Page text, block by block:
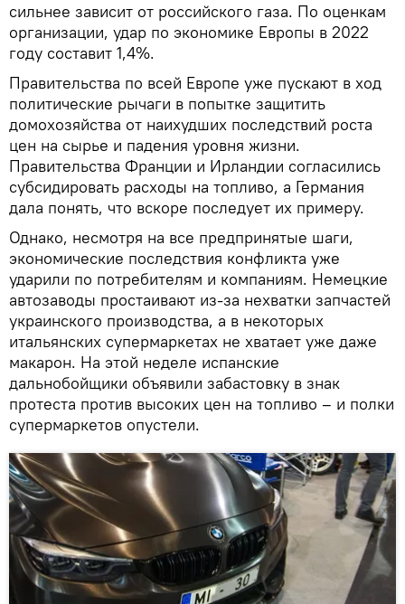
сильнее зависит от российского газа. По оценкам
организации, удар по экономике Европы в 2022
году составит 1,4%.
Правительства по всей Европе уже пускают в ход
политические рычаги в попытке защитить
домохозяйства от наихудших последствий роста
цен на сырье и падения уровня жизни.
Правительства Франции и Ирландии согласились
субсидировать расходы на топливо, а Германия
дала понять, что вскоре последует их примеру.
Однако, несмотря на все предпринятые шаги,
экономические последствия конфликта уже
ударили по потребителям и компаниям. Немецкие
автозаводы простаивают из-за нехватки запчастей
украинского производства, а в некоторых
итальянских супермаркетах не хватает уже даже
макарон. На этой неделе испанские
дальнобойщики объявили забастовку в знак
протеста против высоких цен на топливо – и полки
супермаркетов опустели.